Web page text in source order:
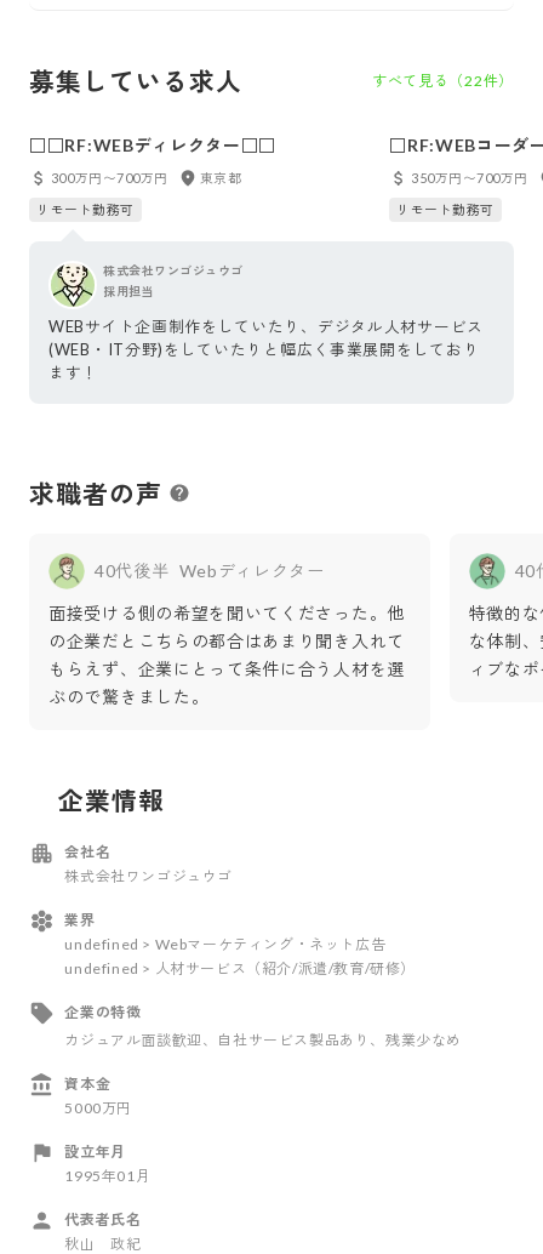
募集している求人 すべて見る（22件）
□□RF:WEBディレクター□□
300万円〜700万円
東京都
リモート勤務可
□RF:WEBコーダ
350万円〜700万円
リモート勤務可
株式会社ワンゴジュウゴ
採用担当
WEBサイト企画制作をしていたり、デジタル人材サービス
(WEB・IT分野)をしていたりと幅広く事業展開をしており
ます！
求職者の声
40代後半 Webディレクター
面接受ける側の希望を聞いてくださった。他
の企業だとこちらの都合はあまり聞き入れて
もらえず、企業にとって条件に合う人材を選
ぶので驚きました。
40
特徴的
な体制
ィブな
企業情報
会社名
株式会社ワンゴジュウゴ
業界
undefined > Webマーケティング・ネット広告
undefined > 人材サービス（紹介/派遣/教育/研修）
企業の特徴
カジュアル面談歓迎 、自社サービス製品あり 、残業少なめ
資本金
5000万円
設立年月
1995年01月
代表者氏名
秋山 政紀